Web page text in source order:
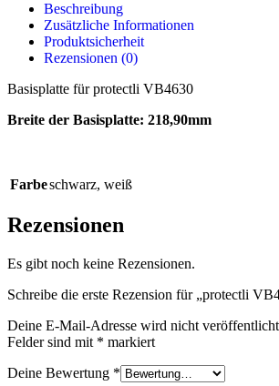
Beschreibung
Zusätzliche Informationen
Produktsicherheit
Rezensionen (0)
Basisplatte für protectli VB4630
Breite der Basisplatte: 218,90mm
Farbeschwarz, weiß
Rezensionen
Es gibt noch keine Rezensionen.
Schreibe die erste Rezension für „protectli
Deine E-Mail-Adresse wird nicht
Felder sind mit * markiert
Deine Bewertung *